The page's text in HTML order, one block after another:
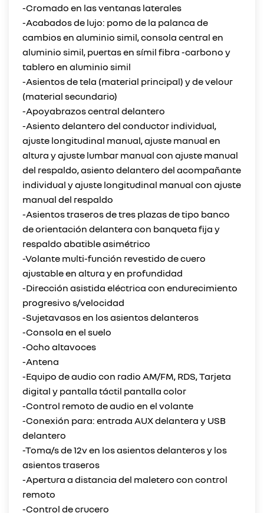
-Cromado en las ventanas laterales
-Acabados de lujo: pomo de la palanca de
cambios en aluminio simil, consola central en
aluminio simil, puertas en símil fibra -carbono y
tablero en aluminio simil
-Asientos de tela (material principal) y de velour
(material secundario)
-Apoyabrazos central delantero
-Asiento delantero del conductor individual,
ajuste longitudinal manual, ajuste manual en
altura y ajuste lumbar manual con ajuste manual
del respaldo, asiento delantero del acompañante
individual y ajuste longitudinal manual con ajuste
manual del respaldo
-Asientos traseros de tres plazas de tipo banco
de orientación delantera con banqueta fija y
respaldo abatible asimétrico
-Volante multi-función revestido de cuero
ajustable en altura y en profundidad
-Dirección asistida eléctrica con endurecimiento
progresivo s/velocidad
-Sujetavasos en los asientos delanteros
-Consola en el suelo
-Ocho altavoces
-Antena
-Equipo de audio con radio AM/FM, RDS, Tarjeta
digital y pantalla táctil pantalla color
-Control remoto de audio en el volante
-Conexión para: entrada AUX delantera y USB
delantero
-Toma/s de 12v en los asientos delanteros y los
asientos traseros
-Apertura a distancia del maletero con control
remoto
-Control de crucero